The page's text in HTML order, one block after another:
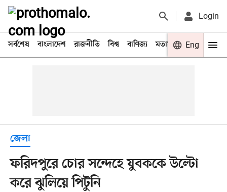
Login
সর্বশেষ বাংলাদেশ রাজনীতি বিশ্ব বাণিজ্য মতামত খেলা
Eng
জেলা
ফরিদপুরে চোর সন্দেহে যুবককে উল্টো
করে ঝুলিয়ে পিটুনি